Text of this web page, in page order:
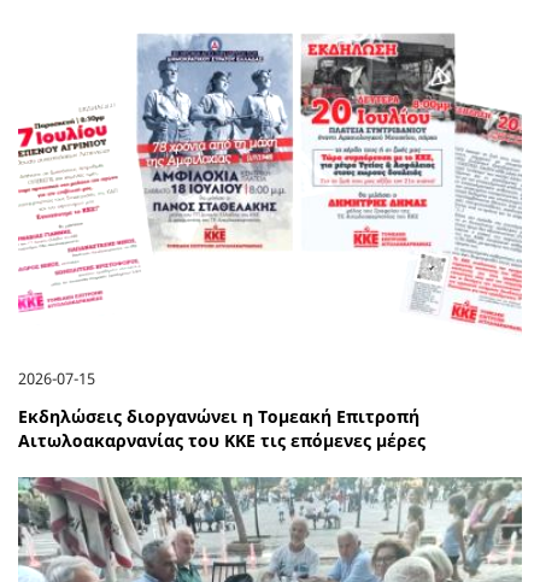
2026-07-15
Εκδηλώσεις διοργανώνει η Τομεακή Επιτροπή
Αιτωλοακαρνανίας του ΚΚΕ τις επόμενες μέρες